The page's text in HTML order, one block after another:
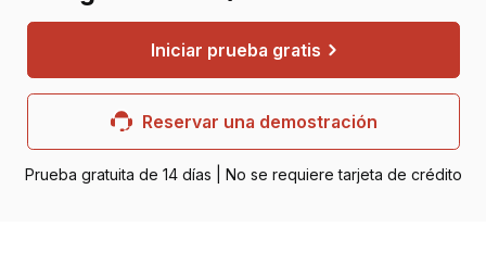
Iniciar prueba gratis
Reservar una demostración
Prueba gratuita de 14 días | No se requiere tarjeta de crédito